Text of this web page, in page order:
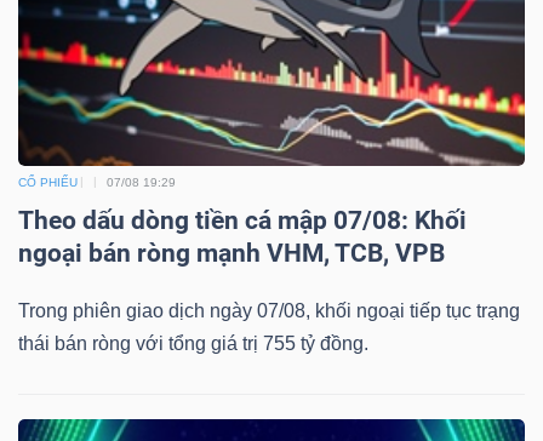
CỔ PHIẾU 07/08 19:29
Theo dấu dòng tiền cá mập 07/08: Khối
ngoại bán ròng mạnh VHM, TCB, VPB
Trong phiên giao dịch ngày 07/08, khối ngoại tiếp tục trạng
thái bán ròng với tổng giá trị 755 tỷ đồng.